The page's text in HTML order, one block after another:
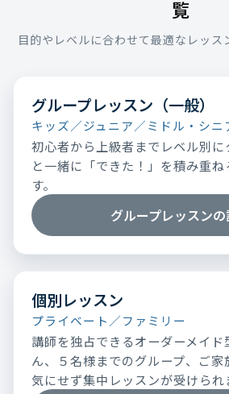
覧
目的やレベルに合わせて最適なレッス
グループレッスン（一般）
キッズ／ジュニア／ミドル・シニ
初心者から上級者までレベル別
と一緒に「できた！」を積み重
す。
グループレッスン
個別レッスン
プライベート／ファミリー
講師を独占できるオーダーメイド
ん、５名様までのグループ、ご家
気にせず集中レッスンが受けられ